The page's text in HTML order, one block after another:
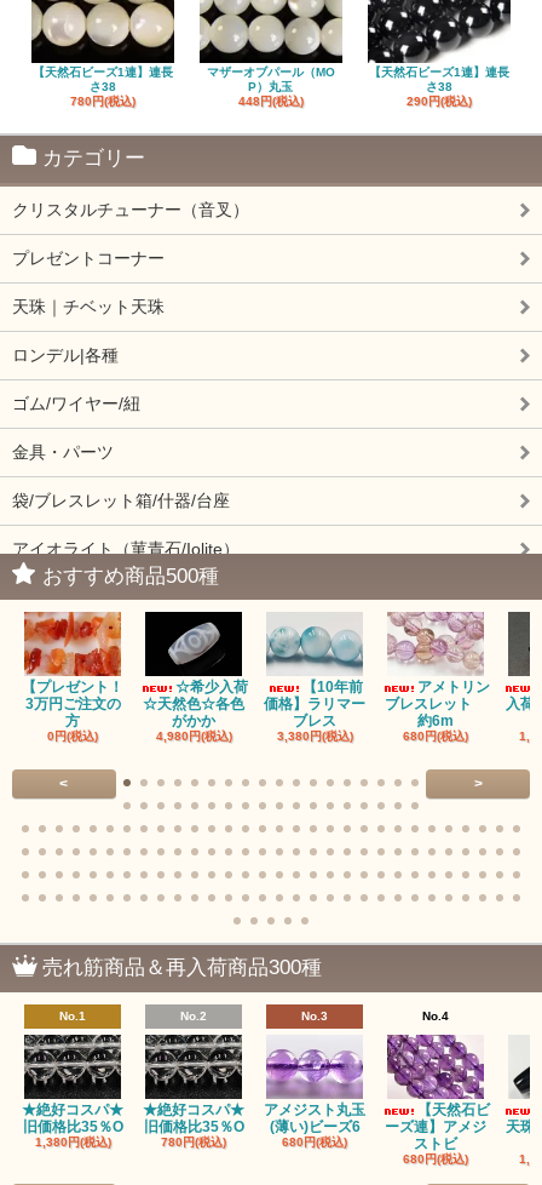
【天然石ビーズ1連】連長
さ38
780円(税込)
マザーオブパール（MO
P）丸玉
448円(税込)
【天然石ビーズ1連】連長
さ38
290円(税込)
カテゴリー
クリスタルチューナー（音叉）
プレゼントコーナー
天珠｜チベット天珠
ロンデル|各種
ゴム/ワイヤー/紐
金具・パーツ
袋/ブレスレット箱/什器/台座
アイオライト（菫青石/Iolite）
アイドクレーズ（Idocrase）（別名ベスビアナイト）
アクアマリン（藍玉/藍柱石/Aquamarine）
アクチノライトインクォーツ（Actinolite/緑閃石）
赤瑪瑙（レッドアゲート/カーネリアン）
アゲート（瑪瑙/Agate）各種
アズロマラカイト（Azuromalachite）
アパタイト
アベンチュリン(クォーツァイト/Aventurine)
おすすめ商品500種
【プレゼント！
3万円ご注文の
方
0円(税込)
☆希少入荷
☆天然色☆各色
がかか
4,980円(税込)
【10年前
価格】ラリマー
ブレス
3,380円(税込)
アメトリン
ブレスレット
約6m
680円(税込)
入荷
< >
売れ筋商品＆再入荷商品300種
No.1
★絶好コスパ★
旧価格比35％O
1,380円(税込)
No.2
★絶好コスパ★
旧価格比35％O
780円(税込)
No.3
アメジスト丸玉
(薄い)ビーズ6
680円(税込)
No.4
【天然石ビ
ーズ連】アメジ
ストビ
680円(税込)
天珠